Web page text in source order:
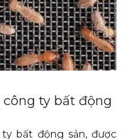
ty bất động
bất động sản, được